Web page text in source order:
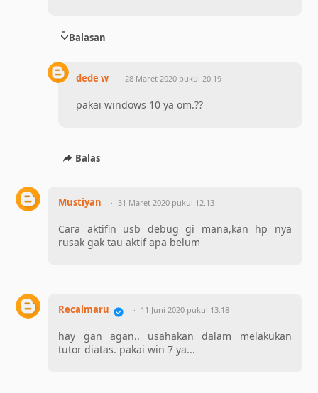
Balasan
dede w 28 Maret 2020 pukul 20.19
pakai windows 10 ya om.??
Balas
Mustiyan 31 Maret 2020 pukul 12.13
Cara aktifin usb debug gi mana,kan hp nya
rusak gak tau aktif apa belum
Recalmaru 11 Juni 2020 pukul 13.18
hay gan agan.. usahakan dalam melakukan
tutor diatas. pakai win 7 ya...